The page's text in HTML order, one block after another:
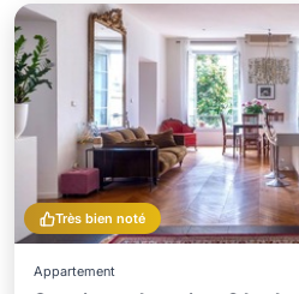
Très bien noté
Appartement